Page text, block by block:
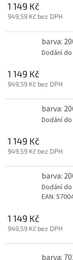
1 149 Kč
949,59 Kč bez DPH
barva:
Dodání
1 149 Kč
949,59 Kč bez DPH
barva:
Dodání
1 149 Kč
949,59 Kč bez DPH
barva:
Dodání
EAN:
1 149 Kč
949,59 Kč bez DPH
barva: